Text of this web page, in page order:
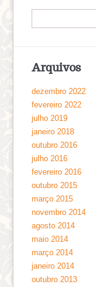
Arquivos
dezembro 2022
fevereiro 2022
julho 2019
janeiro 2018
outubro 2016
julho 2016
fevereiro 2016
outubro 2015
março 2015
novembro 2014
agosto 2014
maio 2014
março 2014
janeiro 2014
outubro 2013